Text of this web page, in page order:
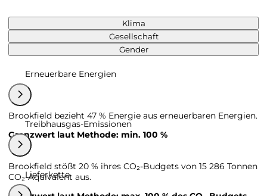
Klima
Gesellschaft
Gender
Erneuerbare Energien
Brookfield bezieht 47 % Energie aus erneuerbaren Energien.
Grenzwert laut Methode: min. 100 %
Treibhausgas-Emissionen
Brookfield stößt 20 % ihres CO₂-Budgets von 15 286 Tonnen
CO₂-Äquivalent aus.
Lieferkette